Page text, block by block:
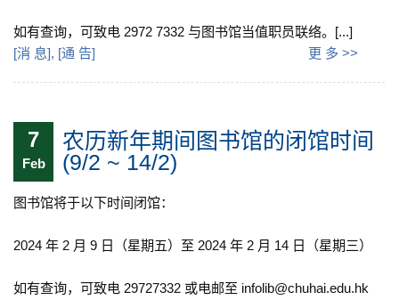
如有查询，可致电 2972 7332 与图书馆当值职员联络。[...]
[消 息], [通 告] 更 多 >>
7
Feb
农历新年期间图书馆的闭馆时间
(9/2 ~ 14/2)
图书馆将于以下时间闭馆：
2024 年 2 月 9 日（星期五）至 2024 年 2 月 14 日（星期三）
如有查询，可致电 29727332 或电邮至 infolib@chuhai.edu.hk